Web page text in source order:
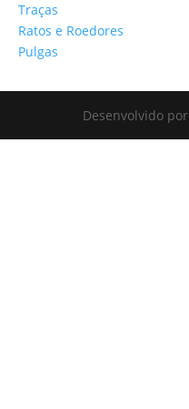
Traças
Ratos e Roedores
Pulgas
Desenvolvido por